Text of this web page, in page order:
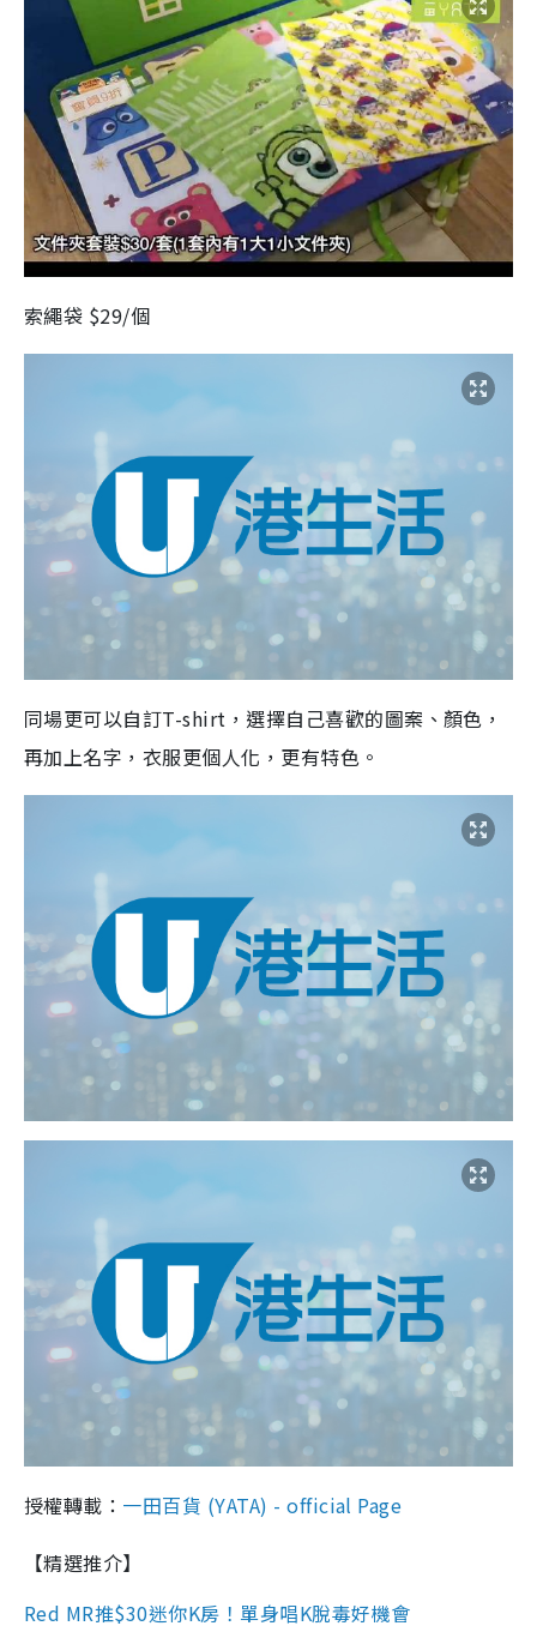
索繩袋 $29/個
同場更可以自訂T-shirt，選擇自己喜歡的圖案、顏色，
再加上名字，衣服更個人化，更有特色。
授權轉載： 一田百貨 (YATA) - official Page
【精選推介】
Red MR推$30迷你K房！單身唱K脫毒好機會